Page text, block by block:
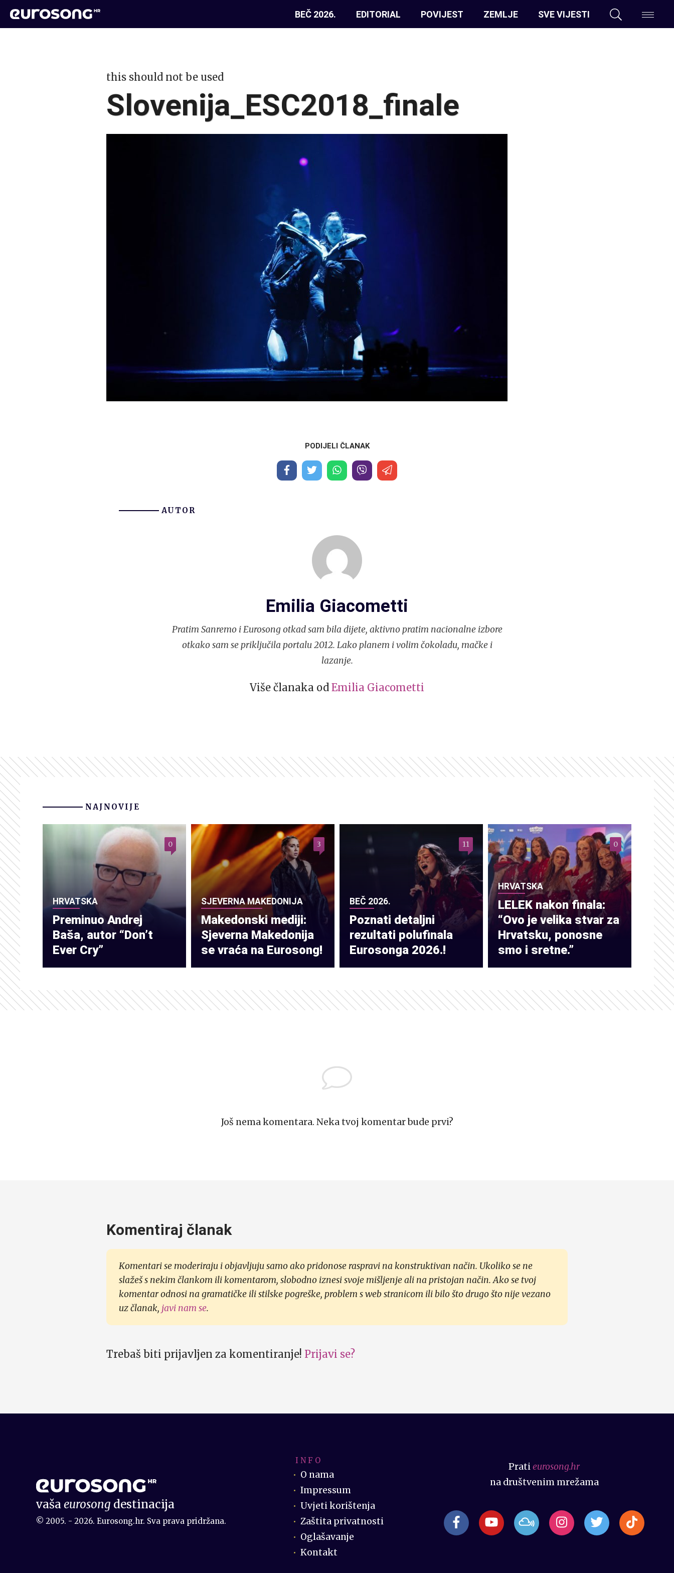
BEČ 2026. EDITORIAL POVIJEST ZEMLJE SVE VIJESTI
this should not be used
Slovenija_ESC2018_finale
PODIJELI ČLANAK
AUTOR
Emilia Giacometti
Pratim Sanremo i Eurosong otkad sam bila dijete, aktivno pratim nacionalne izbore
otkako sam se priključila portalu 2012. Lako planem i volim čokoladu, mačke i
lazanje.
Više članaka od Emilia Giacometti
NAJNOVIJE
HRVATSKA
Preminuo Andrej
Baša, autor “Don’t
Ever Cry”
0
SJEVERNA MAKEDONIJA
Makedonski mediji:
Sjeverna Makedonija
se vraća na Eurosong!
3
BEČ 2026.
Poznati detaljni
rezultati polufinala
Eurosonga 2026.!
11
HRVATSKA
LELEK nakon finala:
“Ovo je velika stvar za
Hrvatsku, ponosne
smo i sretne.”
0
Još nema komentara. Neka tvoj komentar bude prvi?
Komentiraj članak
Komentari se moderiraju i objavljuju samo ako pridonose raspravi na konstruktivan način. Ukoliko se ne
slažeš s nekim člankom ili komentarom, slobodno iznesi svoje mišljenje ali na pristojan način. Ako se tvoj
komentar odnosi na gramatičke ili stilske pogreške, problem s web stranicom ili bilo što drugo što nije vezano
uz članak, javi nam se.
Trebaš biti prijavljen za komentiranje! Prijavi se?
vašaeurosong destinacija
© 2005. - 2026. Eurosong.hr. Sva prava pridržana.
I N F O
O nama
Impressum
Uvjeti korištenja
Zaštita privatnosti
Oglašavanje
Kontakt
Pratieurosong.hr
na društvenim mrežama